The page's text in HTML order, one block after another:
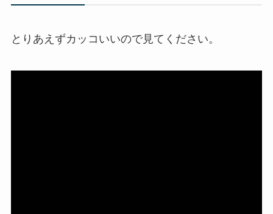
とりあえずカッコいいので見てください。